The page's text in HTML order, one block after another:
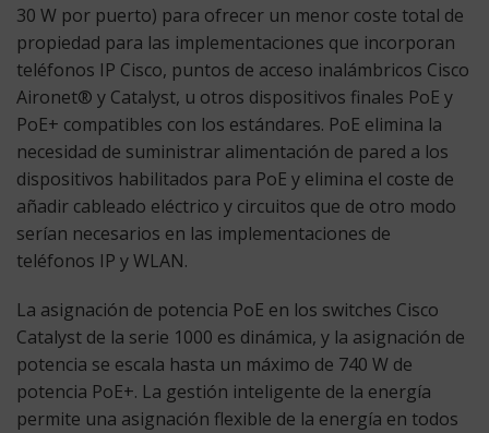
30 W por puerto) para ofrecer un menor coste total de
propiedad para las implementaciones que incorporan
teléfonos IP Cisco, puntos de acceso inalámbricos Cisco
Aironet® y Catalyst, u otros dispositivos finales PoE y
PoE+ compatibles con los estándares. PoE elimina la
necesidad de suministrar alimentación de pared a los
dispositivos habilitados para PoE y elimina el coste de
añadir cableado eléctrico y circuitos que de otro modo
serían necesarios en las implementaciones de
teléfonos IP y WLAN.
La asignación de potencia PoE en los switches Cisco
Catalyst de la serie 1000 es dinámica, y la asignación de
potencia se escala hasta un máximo de 740 W de
potencia PoE+. La gestión inteligente de la energía
permite una asignación flexible de la energía en todos